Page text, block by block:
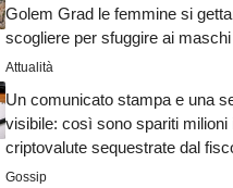
Golem Grad le femmine si
scogliere per sfuggire ai maschi
Attualità
Un comunicato stampa e una
visibile: così sono spariti milioni
criptovalute sequestrate dal
Gossip